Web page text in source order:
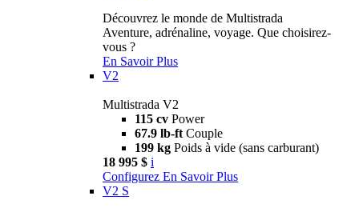
Découvrez le monde de Multistrada
Aventure, adrénaline, voyage. Que choisirez-
vous ?
En Savoir Plus
V2
Multistrada V2
115 cv Power
67.9 lb-ft Couple
199 kg Poids à vide (sans carburant)
18 995 $ i
Configurez En Savoir Plus
V2 S